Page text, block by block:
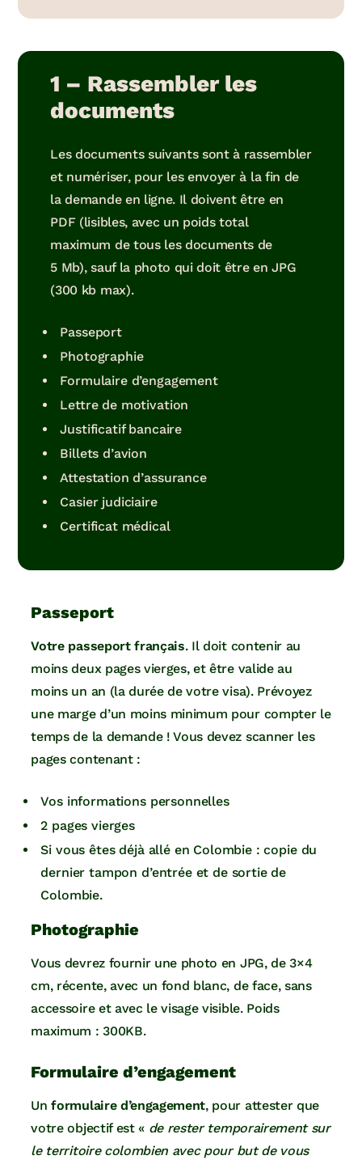
1 – Rassembler les
documents
Les documents suivants sont à rassembler
et numériser, pour les envoyer à la fin de
la demande en ligne. Il doivent être en
PDF (lisibles, avec un poids total
maximum de tous les documents de
5 Mb), sauf la photo qui doit être en JPG
(300 kb max).
Passeport
Photographie
Formulaire d’engagement
Lettre de motivation
Justificatif bancaire
Billets d’avion
Attestation d’assurance
Casier judiciaire
Certificat médical
Passeport
Votre passeport français. Il doit contenir au
moins deux pages vierges, et être valide au
moins un an (la durée de votre visa). Prévoyez
une marge d’un moins minimum pour compter le
temps de la demande ! Vous devez scanner les
pages contenant :
Vos informations personnelles
2 pages vierges
Si vous êtes déjà allé en Colombie : copie du
dernier tampon d’entrée et de sortie de
Colombie.
Photographie
Vous devrez fournir une photo en JPG, de 3×4
cm, récente, avec un fond blanc, de face, sans
accessoire et avec le visage visible. Poids
maximum : 300KB.
Formulaire d’engagement
Unformulaire d’engagement, pour attester que
votre objectif est « de rester temporairement sur
le territoire colombien avec pour but de vous